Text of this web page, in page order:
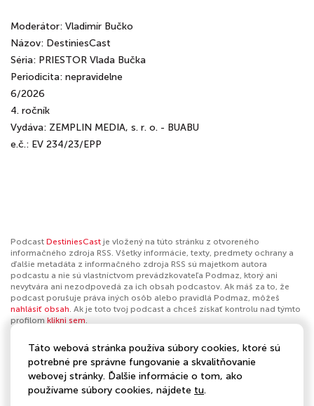
Moderátor: Vladimír Bučko
Názov: DestiniesCast
Séria: PRIESTOR Vlada Bučka
Periodicita: nepravidelne
6/2026
4. ročník
Vydáva: ZEMPLIN MEDIA, s. r. o. - BUABU
e.č.: EV 234/23/EPP
Podcast DestiniesCast je vložený na túto stránku z otvoreného
informačného zdroja RSS. Všetky informácie, texty, predmety ochrany a
ďalšie metadáta z informačného zdroja RSS sú majetkom autora
podcastu a nie sú vlastníctvom prevádzkovateľa Podmaz, ktorý ani
nevytvára ani nezodpovedá za ich obsah podcastov. Ak máš za to, že
podcast porušuje práva iných osôb alebo pravidlá Podmaz, môžeš
nahlásiť obsah. Ak je toto tvoj podcast a chceš získať kontrolu nad týmto
profilom klikni sem.
Autor:DestiniesCast
Kategórie:Spoločnosť a kultúra,Denné správy,Komentáre k
spravodajstvu ,Technologické novinky ,Dokumenty
Táto webová stránka používa súbory cookies, ktoré sú
potrebné pre správne fungovanie a skvalitňovanie
webovej stránky. Ďalšie informácie o tom, ako
používame súbory cookies, nájdete tu.